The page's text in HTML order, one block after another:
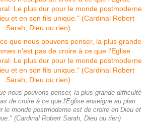
nous pouvons penser, la plus grande difficulté
de croire à ce que l'Eglise enseigne au plan
le monde postmoderne est de croire en Dieu et
(Cardinal Robert Sarah, Dieu ou rien)